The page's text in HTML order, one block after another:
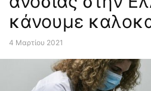
κάνουμε
4 Μαρτίου 2021